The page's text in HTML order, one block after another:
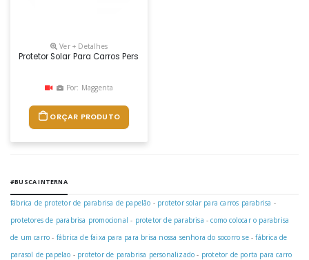
Ver + Detalhes
Protetor Solar Para Carros Personalizado
Por: Maggenta
ORÇAR PRODUTO
#BUSCA INTERNA
fábrica de protetor de parabrisa de papelão - protetor solar para carros parabrisa -
protetores de parabrisa promocional - protetor de parabrisa -como colocar o parabrisa
de um carro - fábrica de faixa para para brisa nossa senhora do socorro se-fábrica de
parasol de papelao - protetor de parabrisa personalizado - protetor de porta para carro